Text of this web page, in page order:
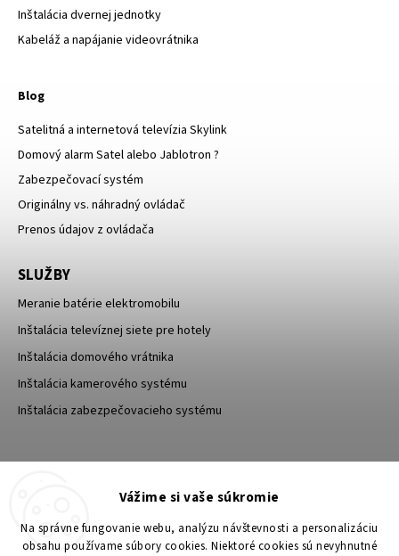
Vážime si vaše súkromie
Na správne fungovanie webu, analýzu návštevnosti a personalizáciu
obsahu používame súbory cookies. Niektoré cookies sú nevyhnutné
Inštalácia dvernej jednotky
Kabeláž a napájanie videovrátnika
Blog
Satelitná a internetová televízia Skylink
Domový alarm Satel alebo Jablotron ?
Zabezpečovací systém
Originálny vs. náhradný ovládač
Prenos údajov z ovládača
SLUŽBY
Meranie batérie elektromobilu
Inštalácia televíznej siete pre hotely
Inštalácia domového vrátnika
Inštalácia kamerového systému
Inštalácia zabezpečovacieho systému